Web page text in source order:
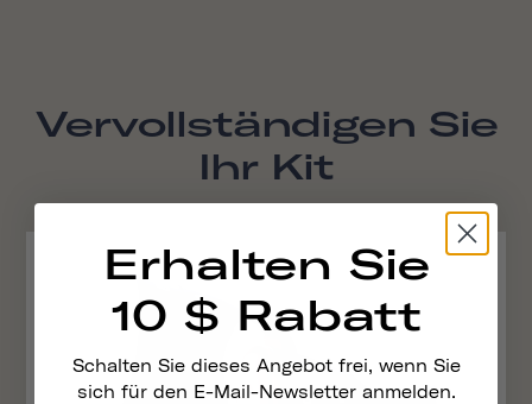
Vervollständigen Sie
Ihr Kit
Erhalten Sie
10 $ Rabatt
Schalten Sie dieses Angebot frei, wenn Sie
sich für den E-Mail-Newsletter anmelden.